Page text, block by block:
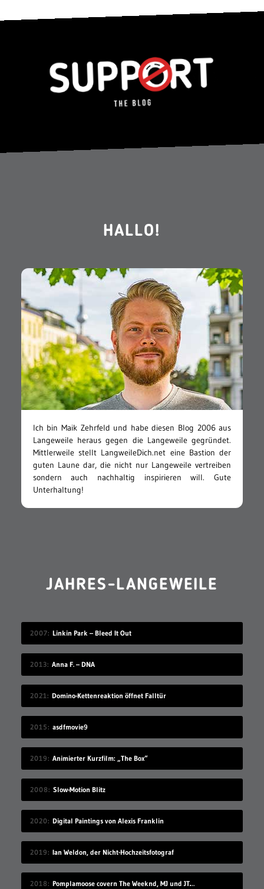
HALLO!
Ich bin Maik Zehrfeld und habe diesen Blog 2006 aus
Langeweile heraus gegen die Langeweile gegründet.
Mittlerweile stellt LangweileDich.net eine Bastion der
guten Laune dar, die nicht nur Langeweile vertreiben
sondern auch nachhaltig inspirieren will. Gute
Unterhaltung!
JAHRES-LANGEWEILE
2007 Linkin Park – Bleed It Out
2013 Anna F. – DNA
2021 Domino-Kettenreaktion öffnet Falltür
2015 asdfmovie9
2019 Animierter Kurzfilm: „The Box“
2008 Slow-Motion Blitz
2020 Digital Paintings von Alexis Franklin
2019 Ian Weldon, der Nicht-Hochzeitsfotograf
2018 Pomplamoose covern The Weeknd, MJ und JT in sehr schönem Mashup